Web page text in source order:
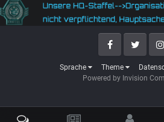
Sprache Theme
FacebookTwitter
Powered by Invision